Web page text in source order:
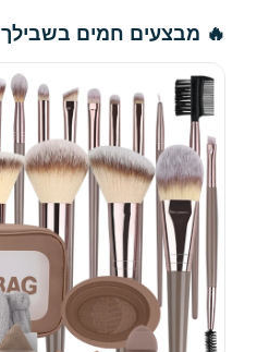
🔥 מבצעים חמים בשבילך